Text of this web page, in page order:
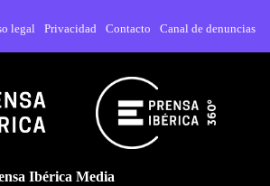
legal Privacidad Contacto Canal de denuncias
Ibérica Media